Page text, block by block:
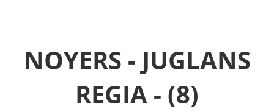
NOYERS - JUGLANS
REGIA - (8)